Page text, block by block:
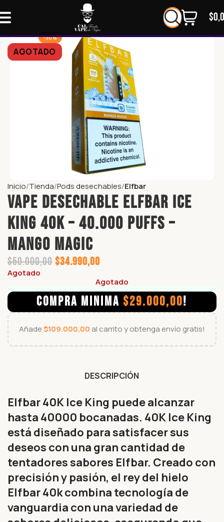
$
-30%
AGOTADO
Inicio Tienda Pods desechables Elfbar
Vape Desechable ELFBAR ICE
KING 40K – 40.000 PUFFS –
MANGO MAGIC
$50.000,00$34.990,00
Agotado
Agotado
COMPRA MINIMA $29.000,00!
Añade$109.000,00 al carrito y obtenga envío gratis!
DESCRIPCIÓN
Elfbar 40K Ice King puede alcanzar
hasta 40000 bocanadas. 40K Ice King
está diseñado para satisfacer sus
deseos con una gran cantidad de
tentadores sabores Elfbar. Creado con
precisión y pasión, el rey del hielo
Elfbar 40k combina tecnología de
vanguardia con una variedad de